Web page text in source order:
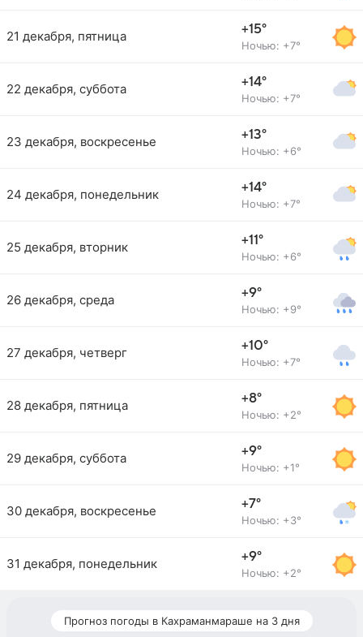
21 декабря, пятница +15°
Ночью: +7°
22 декабря, суббота +14°
Ночью: +7°
23 декабря, воскресенье +13°
Ночью: +6°
24 декабря, понедельник +14°
Ночью: +7°
25 декабря, вторник +11°
Ночью: +6°
26 декабря, среда +9°
Ночью: +9°
27 декабря, четверг +10°
Ночью: +7°
28 декабря, пятница +8°
Ночью: +2°
29 декабря, суббота +9°
Ночью: +1°
30 декабря, воскресенье +7°
Ночью: +3°
31 декабря, понедельник +9°
Ночью: +2°
Прогноз погоды в Кахраманмараше на 3 дня